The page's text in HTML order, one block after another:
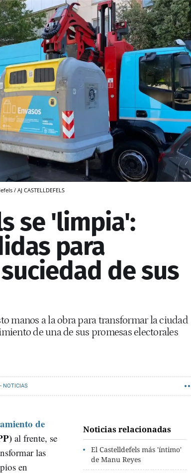
/ AJ CASTELLDEFELS
se 'limpia':
para
de sus
manos a la obra para transformar la ciudad
de una de sus promesas electorales
NOTICIAS
Noticias relacionadas
El Castelldefels más 'íntimo'
de Manu Reyes
de
al frente, se
las
en